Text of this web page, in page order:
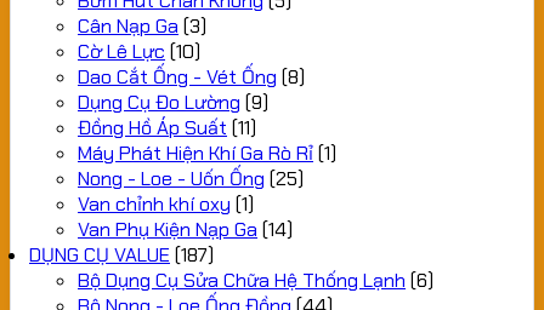
Cân Nạp Ga (3)
Cờ Lê Lực (10)
Dao Cắt Ống - Vét Ống (8)
Dụng Cụ Đo Lường (9)
Đồng Hồ Áp Suất (11)
Máy Phát Hiện Khí Ga Rò Rỉ(1)
Nong - Loe - Uốn Ống (25)
Van chỉnh khí oxy (1)
Van Phụ Kiện Nạp Ga (14)
DỤNG CỤ VALUE (187)
Bộ Dụng Cụ Sửa Chữa Hệ Thống Lạnh (6)